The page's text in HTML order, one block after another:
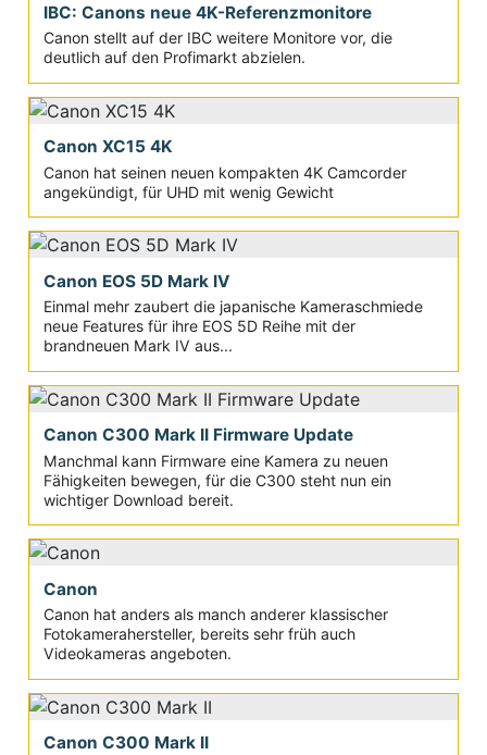
IBC: Canons neue 4K-Referenzmonitore
Canon stellt auf der IBC weitere Monitore vor, die
deutlich auf den Profimarkt abzielen.
Canon XC15 4K
Canon hat seinen neuen kompakten 4K Camcorder
angekündigt, für UHD mit wenig Gewicht
Canon EOS 5D Mark IV
Einmal mehr zaubert die japanische Kameraschmiede
neue Features für ihre EOS 5D Reihe mit der
brandneuen Mark IV aus...
Canon C300 Mark II Firmware Update
Manchmal kann Firmware eine Kamera zu neuen
Fähigkeiten bewegen, für die C300 steht nun ein
wichtiger Download bereit.
Canon
Canon hat anders als manch anderer klassischer
Fotokamerahersteller, bereits sehr früh auch
Videokameras angeboten.
Canon C300 Mark II